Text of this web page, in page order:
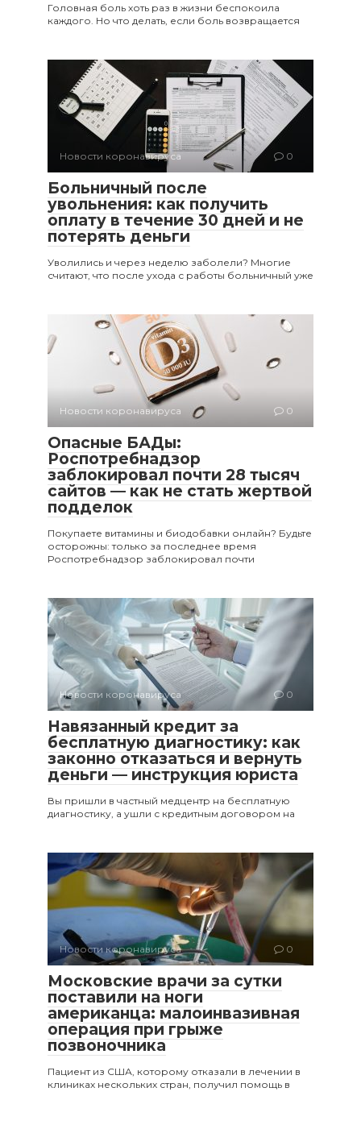
Головная боль хоть раз в жизни беспокоила
каждого. Но что делать, если боль возвращается
Новости коронавируса 0
Больничный после
увольнения: как получить
оплату в течение 30 дней и не
потерять деньги
Уволились и через неделю заболели? Многие
считают, что после ухода с работы больничный уже
Новости коронавируса 0
Опасные БАДы:
Роспотребнадзор
заблокировал почти 28 тысяч
сайтов — как не стать жертвой
подделок
Покупаете витамины и биодобавки онлайн? Будьте
осторожны: только за последнее время
Роспотребнадзор заблокировал почти
Новости коронавируса 0
Навязанный кредит за
бесплатную диагностику: как
законно отказаться и вернуть
деньги — инструкция юриста
Вы пришли в частный медцентр на бесплатную
диагностику, а ушли с кредитным договором на
Новости коронавируса 0
Московские врачи за сутки
поставили на ноги
американца: малоинвазивная
операция при грыже
позвоночника
Пациент из США, которому отказали в лечении в
клиниках нескольких стран, получил помощь в